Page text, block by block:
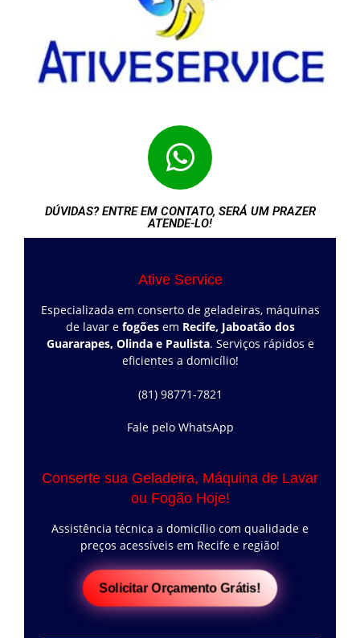
DÚVIDAS? ENTRE EM CONTATO, SERÁ UM PRAZER
ATENDE-LO!
Ative Service
Especializada em conserto de geladeiras, máquinas
de lavar e fogõesem Recife, Jaboatão dos
Guararapes, Olinda e Paulista. Serviços rápidos e
eficientes a domicílio!
(81) 98771-7821
Fale pelo WhatsApp
Conserte sua Geladeira, Máquina de Lavar
ou Fogão Hoje!
Assistência técnica a domicílio com qualidade e
preços acessíveis em Recife e região!
Solicitar Orçamento Grátis!